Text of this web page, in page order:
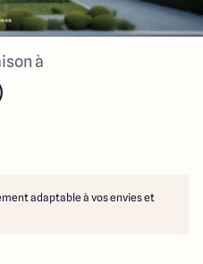
à
adaptable à vos envies et